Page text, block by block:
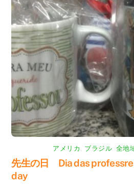
アメリカ ブラジル 全地
先生の日 Dia das
day